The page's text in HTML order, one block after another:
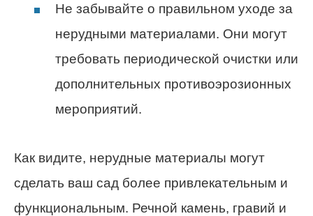
Не забывайте о правильном уходе за
нерудными материалами. Они могут
требовать периодической очистки или
дополнительных противоэрозионных
мероприятий.
Как видите, нерудные материалы могут
сделать ваш сад более привлекательным и
функциональным. Речной камень, гравий и